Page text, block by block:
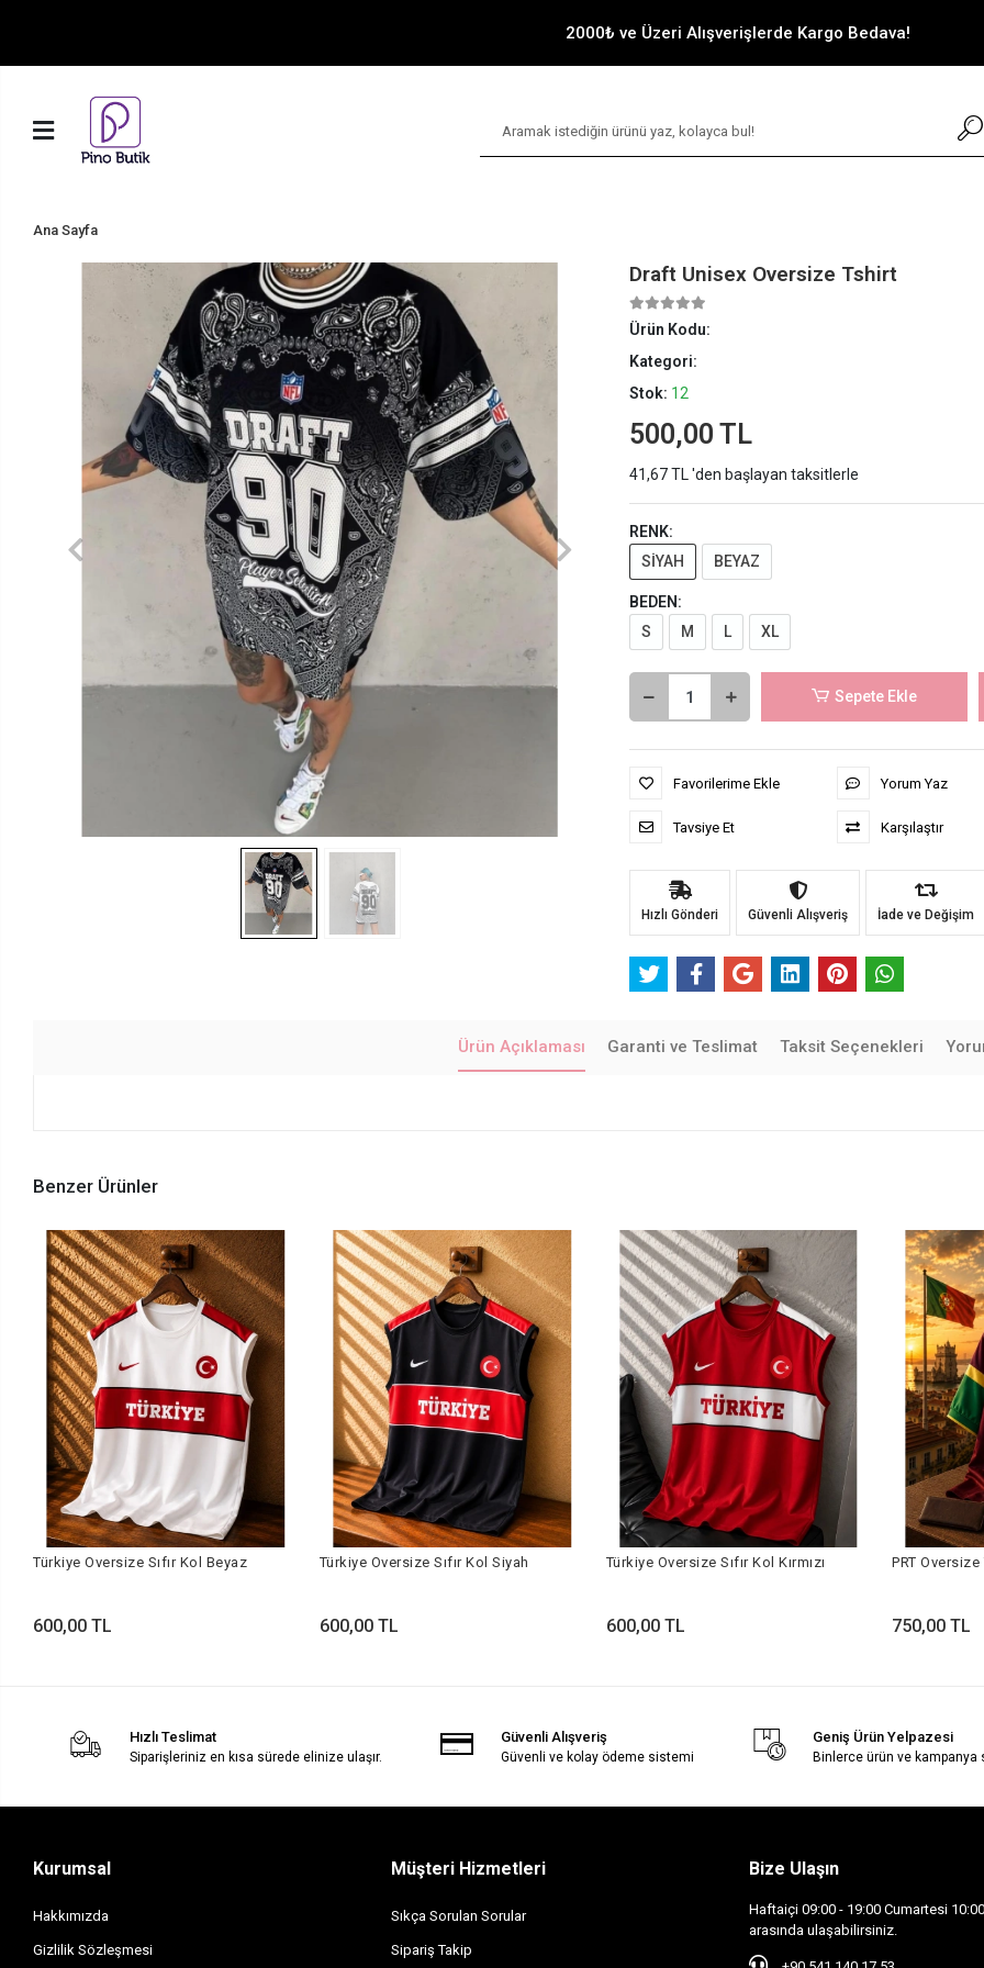
2000₺ ve Üzeri Alışverişlerde Kargo Bedava!
Ana Sayfa
Draft Unisex Oversize Tshirt
Ürün Kodu:
Kategori:
Stok: 12
500,00 TL
41,67 TL 'den başlayan taksitlerle
RENK:
SİYAH
BEYAZ
BEDEN:
S
M L XL
Sepete Ekle
Favorilerime Ekle
Tavsiye Et
Yorum Yaz
Karşılaştır
Hızlı Gönderi Güvenli Alışveriş İade ve Değişim
Ürün Açıklaması Garanti ve Teslimat Taksit Seçenekleri
Benzer Ürünler
Türkiye Oversize Sıfır Kol Beyaz
600,00 TL
Türkiye Oversize Sıfır Kol Siyah
600,00 TL
Türkiye Oversize Sıfır Kol Kırmızı
600,00 TL
PRT Oversize
750,00 TL
Hızlı Teslimat
Siparişleriniz en kısa sürede elinize ulaşır.
Güvenli Alışveriş
Güvenli ve kolay ödeme sistemi
Geniş Ürün Yelpazesi
Binlerce ürün ve kampanya
Kurumsal
Hakkımızda
Gizlilik Sözleşmesi
Müşteri Hizmetleri
Sıkça Sorulan Sorular
Sipariş Takip
Bize Ulaşın
Haftaiçi 09:00 - 19:00 Cumartesi
arasında ulaşabilirsiniz.